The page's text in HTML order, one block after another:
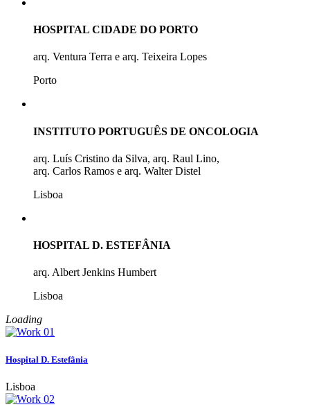
HOSPITAL CIDADE DO PORTO
arq. Ventura Terra e arq. Teixeira Lopes
Porto
INSTITUTO PORTUGUÊS DE ONCOLOGIA
arq. Luís Cristino da Silva, arq. Raul Lino,
arq. Carlos Ramos e arq. Walter Distel
Lisboa
HOSPITAL D. ESTEFÂNIA
arq. Albert Jenkins Humbert
Lisboa
Loading
Hospital D. Estefânia
Lisboa